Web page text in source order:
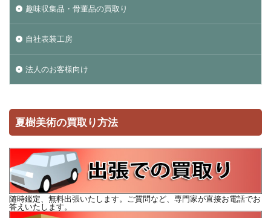
趣味収集品・骨董品の買取り
自社表装工房
法人のお客様向け
夏樹美術の買取り方法
随時鑑定、無料出張いたします。ご質問など、専門家が直接お電話でお
答えいたします。